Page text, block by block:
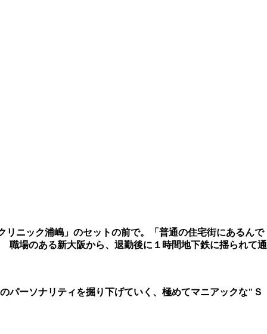
リニック浦嶋」のセットの前で。「普通の住宅街にあるんで
場のある新大阪から、退勤後に１時間地下鉄に揺られて通
パーソナリティを掘り下げていく、極めてマニアックな"Ｓ